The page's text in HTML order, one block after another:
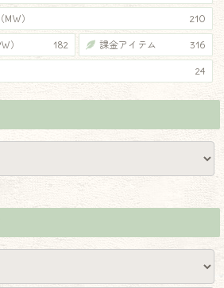
） 210
） 182 課金アイテム 316
24